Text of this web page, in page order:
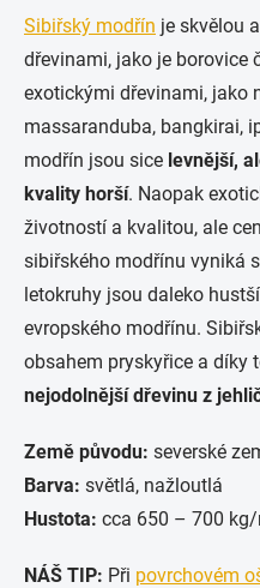
Sibiřský modřín je skvělou
dřevinami, jako je borovice
exotickými dřevinami, jako
massaranduba, bangkirai,
modřín jsou sice levnější,
kvality horší. Naopak
životností a kvalitou, ale
sibiřského modřínu vyniká
letokruhy jsou daleko
evropského modřínu.
obsahem pryskyřice a díky
nejodolnější dřevinu z
Země původu: severské
Barva: světlá, nažloutlá
Hustota: cca 650 – 700
NÁŠ TIP: Při povrchovém